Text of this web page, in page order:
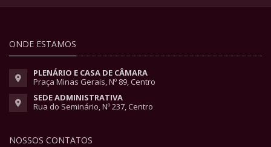
ONDE ESTAMOS
PLENÁRIO E CASA DE CÂMARA
Praça Minas Gerais, Nº 89, Centro
SEDE ADMINISTRATIVA
Rua do Seminário, Nº 237, Centro
NOSSOS CONTATOS